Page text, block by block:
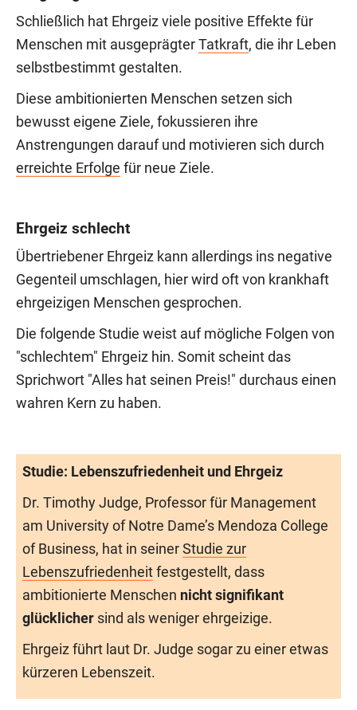
Schließlich hat Ehrgeiz viele positive Effekte für
Menschen mit ausgeprägter Tatkraft, die ihr Leben
selbstbestimmt gestalten.
Diese ambitionierten Menschen setzen sich
bewusst eigene Ziele, fokussieren ihre
Anstrengungen darauf und motivieren sich durch
erreichte Erfolge für neue Ziele.
Ehrgeiz schlecht
Übertriebener Ehrgeiz kann allerdings ins negative
Gegenteil umschlagen, hier wird oft von krankhaft
ehrgeizigen Menschen gesprochen.
Die folgende Studie weist auf mögliche Folgen von
"schlechtem" Ehrgeiz hin. Somit scheint das
Sprichwort "Alles hat seinen Preis!" durchaus einen
wahren Kern zu haben.
Studie: Lebenszufriedenheit und Ehrgeiz
Dr. Timothy Judge, Professor für Management
am University of Notre Dame’s Mendoza College
of Business, hat in seiner Studie zur
Lebenszufriedenheit festgestellt, dass
ambitionierte Menschen nicht signifikant
glücklicher sind als weniger ehrgeizige.
Ehrgeiz führt laut Dr. Judge sogar zu einer etwas
kürzeren Lebenszeit.